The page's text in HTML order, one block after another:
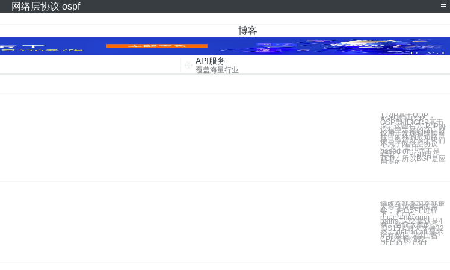
网络层协议 ospf
博客
API服务
覆盖海量行业
1.RIP基于UDP，
BGP基于TCP，
OSPF和EIGRP基于
IP。这些在TCP/IP协
议栈中定义的路由协
议用于发现和维护前
往目的地的最短路
径。你可以认为它们
不属于网络层协议
(注意，是用，
based on，而不是
实现了，BGP用
TCP，所以BGP是应
用层的
修改本地本地本地最
大等价负载均衡条
数： 在OSPF进程
下： Conf-
router#maxium-
paths 1-32 默认是4
条，当前版本的
IOS15.4最大支持32
条。 debug all 显示
所有数据，路由器
CPU直接满载
Debug IP ospf